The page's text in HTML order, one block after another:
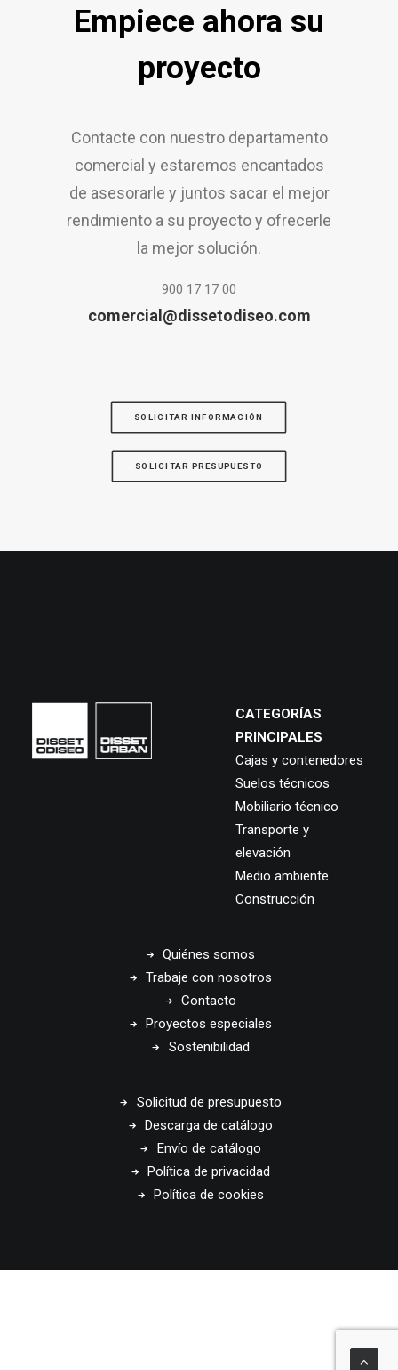
Empiece ahora su
proyecto
Contacte con nuestro departamento
comercial y estaremos encantados
de asesorarle y juntos sacar el mejor
rendimiento a su proyecto y ofrecerle
la mejor solución.
900 17 17 00
comercial@dissetodiseo.com
SOLICITAR INFORMACIÓN
SOLICITAR PRESUPUESTO
CATEGORÍAS
PRINCIPALES
Cajas y contenedores
Suelos técnicos
Mobiliario técnico
Transporte y
elevación
Medio ambiente
Construcción
Quiénes somos
Trabaje con nosotros
Contacto
Proyectos especiales
Sostenibilidad
Solicitud de presupuesto
Descarga de catálogo
Envío de catálogo
Política de privacidad
Política de cookies